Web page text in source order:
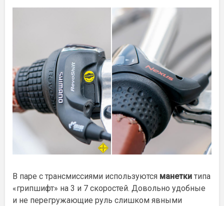
В паре с трансмиссиями используются манетки типа
«грипшифт» на 3 и 7 скоростей. Довольно удобные
и не перегружающие руль слишком явными